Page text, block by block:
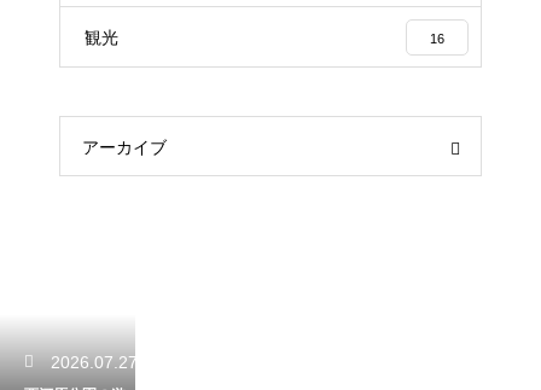
観光 16
アーカイブ
2026.07.27